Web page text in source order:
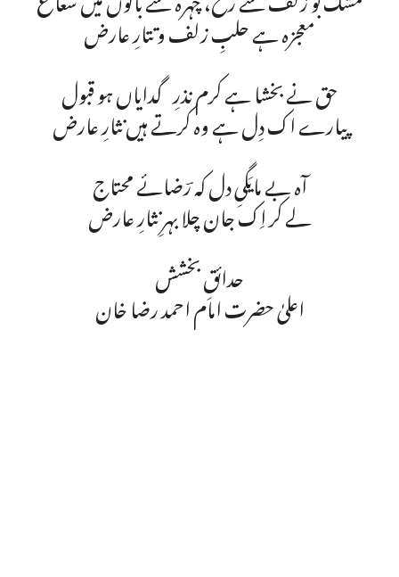
معجزہ ہے حلبِ زلف و تتارِ عارض
حق نے بخشا ہے کرم نذرِ گدایاں ہو قبول
پیارے اک دِل ہے وہ کرتے ہیں نثارِ عارض
آہ بے مایَگیِ دل کہ رؔضائے محتاج
لے کر اِک جان چلا بہرِ نثارِ عارض
حدائقِ بخشش
اعلیٰ حضرت امام احمد رضا خان